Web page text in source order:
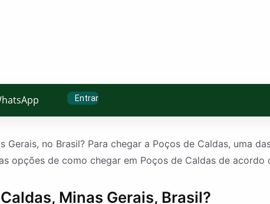
Entrar
Gerais, no Brasil? Para chegar a Poços de Caldas, uma
opções de como chegar em Poços de Caldas de acordo
Minas Gerais, Brasil?